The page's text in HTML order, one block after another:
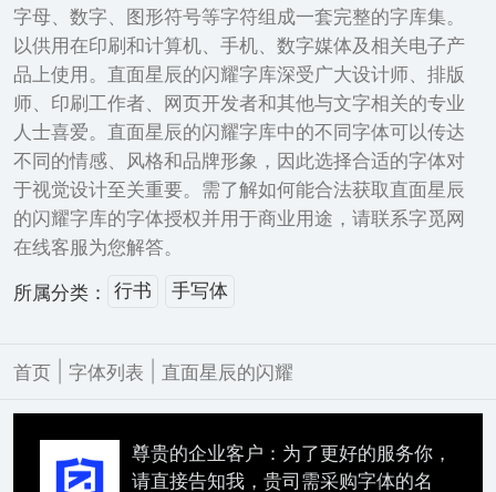
字母、数字、图形符号等字符组成一套完整的字库集。
以供用在印刷和计算机、手机、数字媒体及相关电子产
品上使用。直面星辰的闪耀字库深受广大设计师、排版
师、印刷工作者、网页开发者和其他与文字相关的专业
人士喜爱。直面星辰的闪耀字库中的不同字体可以传达
不同的情感、风格和品牌形象，因此选择合适的字体对
于视觉设计至关重要。需了解如何能合法获取直面星辰
的闪耀字库的字体授权并用于商业用途，请联系字觅网
在线客服为您解答。
所属分类： 行书 手写体
首页 字体列表 直面星辰的闪耀
尊贵的企业客户：为了更好的服务你，
请直接告知我，贵司需采购字体的名